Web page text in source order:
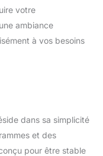
classe
votre
ambiance
à vos besoins
dans sa simplicité
et des
pour être stable